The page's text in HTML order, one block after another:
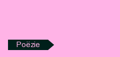
Poëzie
Nieuwsbrief